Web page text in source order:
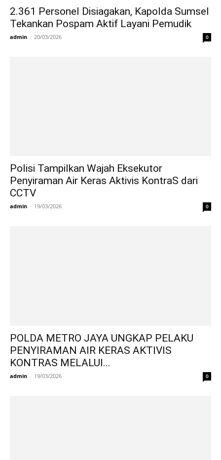
2.361 Personel Disiagakan, Kapolda Sumsel
Tekankan Pospam Aktif Layani Pemudik
admin - 20/03/2026 0
Polisi Tampilkan Wajah Eksekutor
Penyiraman Air Keras Aktivis KontraS dari
CCTV
admin - 19/03/2026 0
POLDA METRO JAYA UNGKAP PELAKU
PENYIRAMAN AIR KERAS AKTIVIS
KONTRAS MELALUI...
admin - 19/03/2026 0